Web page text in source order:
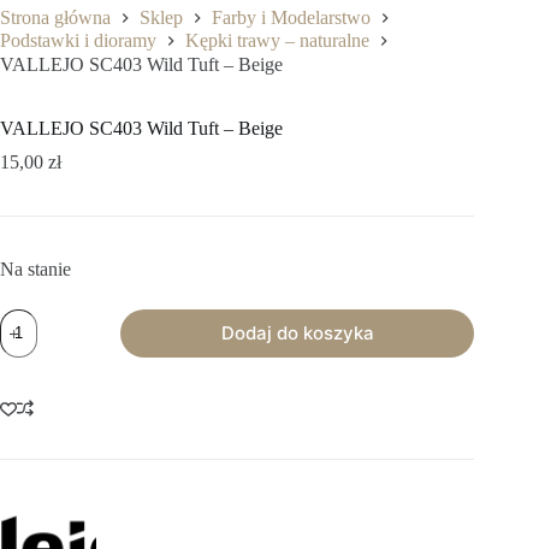
Strona główna Sklep
Farby i Modelarstwo
Podstawki i dioramy
Kępki trawy – naturalne
VALLEJO SC403 Wild Tuft – Beige
VALLEJO SC403 Wild Tuft – Beige
15,00 zł
Na stanie
ilość
VALLEJO
SC403
Tuft
-
Dodaj do koszyka